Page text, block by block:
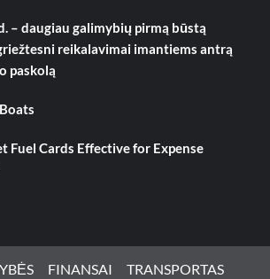
– daugiau galimybių pirmą būstą
reikalavimai imantiems antrą
paskolą
Fuel Cards Effective for Expense
FINANSAI
TRANSPORTAS